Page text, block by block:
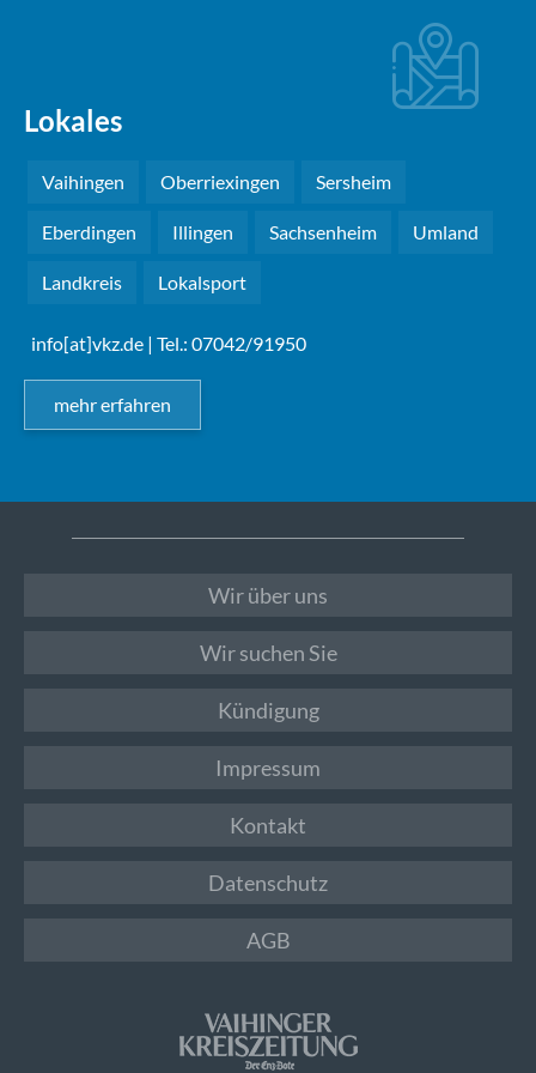
Lokales
Vaihingen Oberriexingen Sersheim
Eberdingen Illingen Sachsenheim Umland
Landkreis Lokalsport
info[at]vkz.de | Tel.: 07042/91950
mehr erfahren
Wir über uns
Wir suchen Sie
Kündigung
Impressum
Kontakt
Datenschutz
AGB